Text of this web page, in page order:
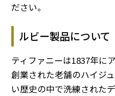
ださい。
ルビー製品について
ティファニーは1837年に
創業された老舗のハイジ
い歴史の中で洗練された